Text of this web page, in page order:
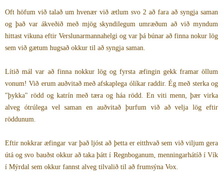
Oft höfum við talað um hvenær við ætlum svo 2 að fara að syngja saman
og það var ákveðið með mjög skyndilegum umræðum að við myndum
hittast vikuna eftir Verslunarmannahelgi og var þá búnar að finna nokur lög
sem við gætum hugsað okkur til að syngja saman.
Lítið mál var að finna nokkur lög og fyrsta æfingin gekk framar öllum
vonum! Við erum auðvitað með afskaplega ólíkar raddir. Ég með sterka og
"þykka" rödd og katrín með tæra og háa rödd. En viti menn, þær virka
alveg ótrúlega vel saman en auðvitað þurfum við að velja lög eftir
röddunum.
Eftir nokkrar æfingar var það ljóst að þetta er eitthvað sem við viljum gera
útá og svo bauðst okkur að taka þátt í Regnboganum, menningarhátíð í Vík
í Mýrdal sem okkur fannst alveg tilvalið til að frumsýna Vox.